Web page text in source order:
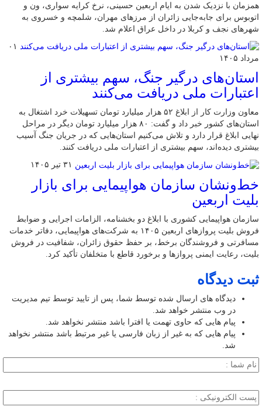
همزمان با نزدیک شدن به ایام اربعین حسینی، نرخ کرایه سواری، ون و
اتوبوس برای جابه‌جایی زائران از مرزهای مهران، شلمچه و خسروی به
شهرهای نجف و کربلا در داخل عراق اعلام شد.
۰۱
مرداد ۱۴۰۵
استان‌های درگیر جنگ، سهم بیشتری از
اعتبارات ملی دریافت می‌کنند
معاون وزارت کار از ابلاغ ۵۲ هزار میلیارد تومان تسهیلات خرد اشتغال به
استان‌های کشور خبر داد و گفت: ۸۰ هزار میلیارد تومان دیگر در مراحل
نهایی ابلاغ قرار دارد و تلاش می‌کنیم استان‌هایی که در جریان جنگ آسیب
بیشتری دیده‌اند، سهم بیشتری از اعتبارات ملی دریافت کنند.
۳۱ تیر ۱۴۰۵
خط‌ونشان سازمان هواپیمایی برای بازار
بلیت اربعین
سازمان هواپیمایی کشوری با ابلاغ دو بخشنامه، الزامات اجرایی و ضوابط
فروش بلیت پروازهای اربعین ۱۴۰۵ به شرکت‌های هواپیمایی، دفاتر خدمات
مسافرتی و فروشندگان برخط، بر حفظ حقوق زائران، شفافیت در فروش
بلیت، رعایت ایمنی پروازها و برخورد قاطع با متخلفان تأکید کرد.
ثبت دیدگاه
دیدگاه های ارسال شده توسط شما، پس از تایید توسط تیم مدیریت
در وب منتشر خواهد شد.
پیام هایی که حاوی تهمت یا افترا باشد منتشر نخواهد شد.
پیام هایی که به غیر از زبان فارسی یا غیر مرتبط باشد منتشر نخواهد
شد.